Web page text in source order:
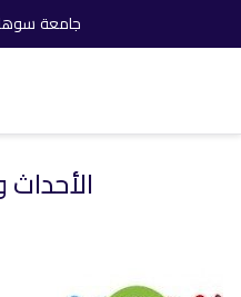
جامعة
كلية
الاصطناعي
الأحداث